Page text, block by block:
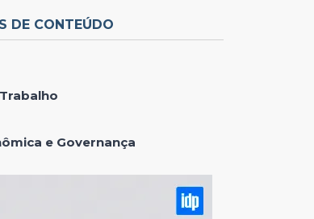
DE CONTEÚDO
e Governança